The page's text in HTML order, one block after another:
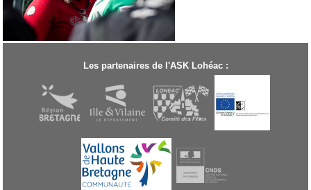
Les partenaires de l'ASK Lohéac :